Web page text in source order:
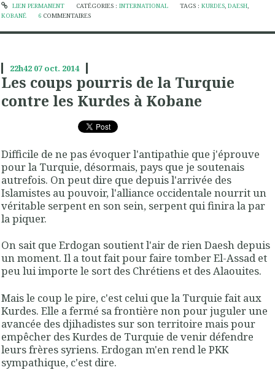
LIEN PERMANENT CATÉGORIES : INTERNATIONAL TAGS :KURDES,DAESH,
KOBANÉ
6 COMMENTAIRES
22h42 07 oct. 2014
Les coups pourris de la Turquie
contre les Kurdes à Kobane
Difficile de ne pas évoquer l'antipathie que j'éprouve
pour la Turquie, désormais, pays que je soutenais
autrefois. On peut dire que depuis l'arrivée des
Islamistes au pouvoir, l'alliance occidentale nourrit un
véritable serpent en son sein, serpent qui finira la par
la piquer.
On sait que Erdogan soutient l'air de rien Daesh depuis
un moment. Il a tout fait pour faire tomber El-Assad et
peu lui importe le sort des Chrétiens et des Alaouites.
Mais le coup le pire, c'est celui que la Turquie fait aux
Kurdes. Elle a fermé sa frontière non pour juguler une
avancée des djihadistes sur son territoire mais pour
empêcher des Kurdes de Turquie de venir défendre
leurs frères syriens. Erdogan m'en rend le PKK
sympathique, c'est dire.